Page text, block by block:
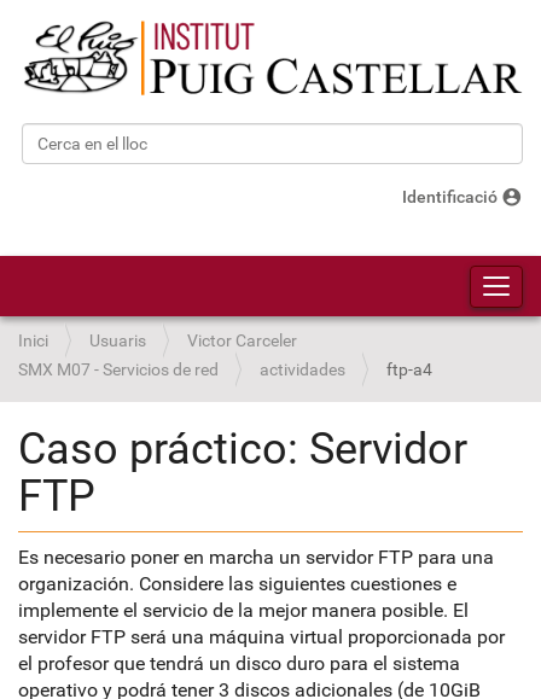
Cerca
Identificació account_circle
Inici Usuaris
Victor Carceler
SMX M07 - Servicios de red
actividades ftp-a4
Caso práctico: Servidor
FTP
Es necesario poner en marcha un servidor FTP para una
organización. Considere las siguientes cuestiones e
implemente el servicio de la mejor manera posible. El
servidor FTP será una máquina virtual proporcionada por
el profesor que tendrá un disco duro para el sistema
operativo y podrá tener 3 discos adicionales (de 10GiB